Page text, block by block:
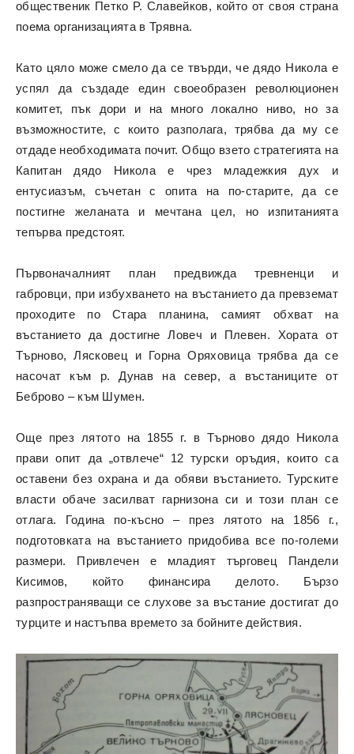
общественик Петко Р. Славейков, който от своя страна
поема организацията в Трявна.
Като цяло може смело да се твърди, че дядо Никола е
успял да създаде един своеобразен революционен
комитет, пък дори и на много локално ниво, но за
възможностите, с които разполага, трябва да му се
отдаде необходимата почит. Общо взето стратегията на
Капитан дядо Никола е чрез младежкия дух и
ентусиазъм, съчетан с опита на по-старите, да се
постигне желаната и мечтана цел, но изпитанията
тепърва предстоят.
Първоначалният план предвижда тревненци и
габровци, при избухването на въстанието да превземат
проходите по Стара планина, самият обхват на
въстанието да достигне Ловеч и Плевен. Хората от
Търново, Лясковец и Горна Оряховица трябва да се
насочат към р. Дунав на север, а въстаниците от
Беброво – към Шумен.
Още през лятото на 1855 г. в Търново дядо Никола
прави опит да „отвлече“ 12 турски оръдия, които са
оставени без охрана и да обяви въстанието. Турските
власти обаче засилват гарнизона си и този план се
отлага. Година по-късно – през лятото на 1856 г.,
подготовката на въстанието придобива все по-големи
размери. Привлечен е младият търговец Пандели
Кисимов, който финансира делото. Бързо
разпространяващи се слухове за въстание достигат до
турците и настъпва времето за бойните действия.